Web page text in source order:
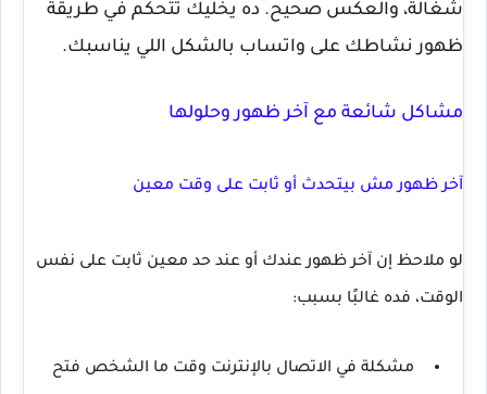
شغالة، والعكس صحيح. ده يخليك تتحكم في طريقة
ظهور نشاطك على واتساب بالشكل اللي يناسبك.
مشاكل شائعة مع آخر ظهور وحلولها
آخر ظهور مش بيتحدث أو ثابت على وقت معين
لو ملاحظ إن آخر ظهور عندك أو عند حد معين ثابت على نفس
الوقت، فده غالبًا بسبب:
مشكلة في الاتصال بالإنترنت وقت ما الشخص فتح